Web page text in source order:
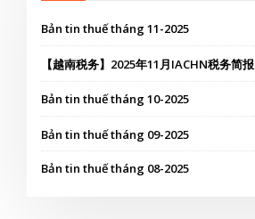
Bản tin thuế tháng 11-2025
【越南税务】2025年11月IACHN税务简报
Bản tin thuế tháng 10-2025
Bản tin thuế tháng 09-2025
Bản tin thuế tháng 08-2025